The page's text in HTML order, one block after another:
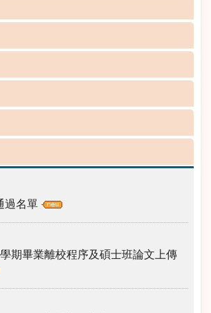
過名單
期畢業離校程序及碩士班論文上傳